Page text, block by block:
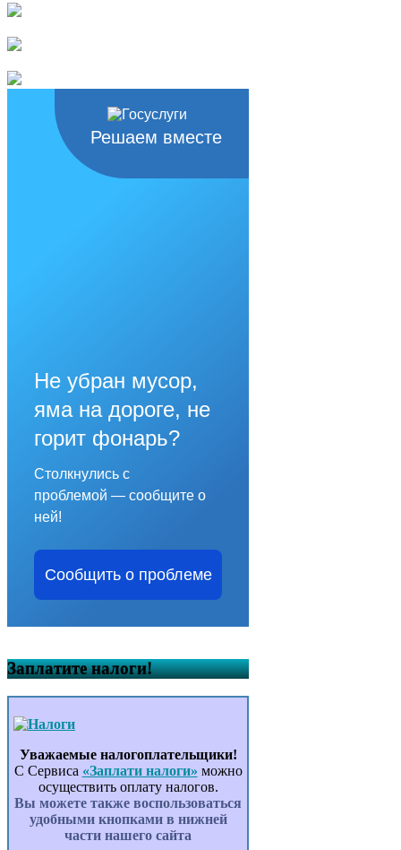
Решаем вместе
Не убран мусор,
яма на дороге, не
горит фонарь?
Столкнулись с
проблемой — сообщите о
ней!
Сообщить о проблеме
Заплатите налоги!
Уважаемые налогоплательщики!
С Сервиса «Заплати налоги» можно
осуществить оплату налогов.
Вы можете также воспользоваться
удобными кнопками в нижней
части нашего сайта